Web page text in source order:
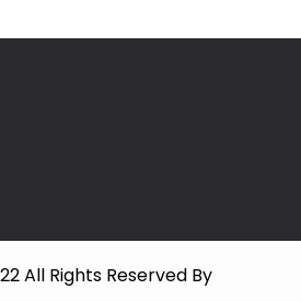
All Rights Reserved By